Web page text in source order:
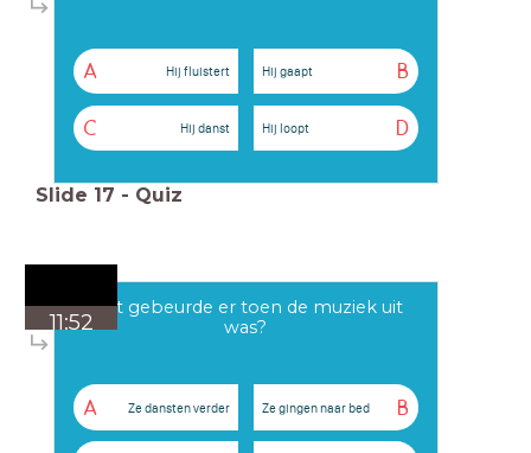
A Hij fluistert B
Hij gaapt
C Hij danst D
Hij loopt
Slide 17 - Quiz
11:52
Wat gebeurde er toen de muziek uit
was?
A Ze dansten verder B
Ze gingen naar bed